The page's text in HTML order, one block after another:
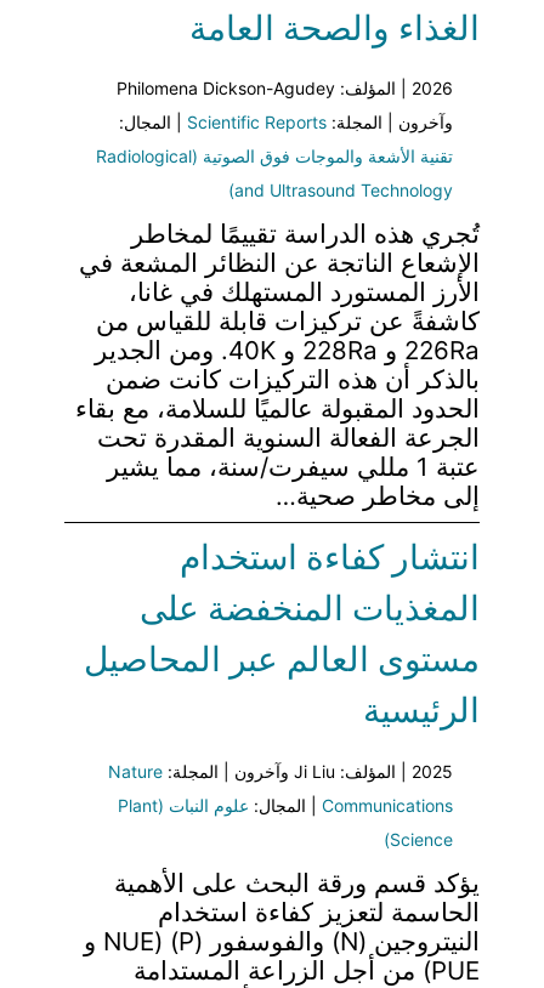
الغذاء والصحة العامة
2026 | المؤلف: Philomena Dickson-Agudey
وآخرون | المجلة:Scientific Reports | المجال:
تقنية الأشعة والموجات فوق الصوتية (Radiological
and Ultrasound Technology)
تُجري هذه الدراسة تقييمًا لمخاطر
الإشعاع الناتجة عن النظائر المشعة في
الأرز المستورد المستهلك في غانا،
كاشفةً عن تركيزات قابلة للقياس من
226Ra و 228Ra و 40K. ومن الجدير
بالذكر أن هذه التركيزات كانت ضمن
الحدود المقبولة عالميًا للسلامة، مع بقاء
الجرعة الفعالة السنوية المقدرة تحت
عتبة 1 مللي سيفرت/سنة، مما يشير
إلى مخاطر صحية…
انتشار كفاءة استخدام
المغذيات المنخفضة على
مستوى العالم عبر المحاصيل
الرئيسية
2025 | المؤلف: Ji Liu وآخرون | المجلة:
Nature
Communications | المجال:
علوم النبات (Plant
Science)
يؤكد قسم ورقة البحث على الأهمية
الحاسمة لتعزيز كفاءة استخدام
النيتروجين (N) والفوسفور (P) (NUE و
PUE) من أجل الزراعة المستدامة